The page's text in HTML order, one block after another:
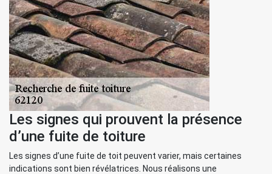
Les signes qui prouvent la présence
d’une fuite de toiture
Les signes d’une fuite de toit peuvent varier, mais certaines
indications sont bien révélatrices. Nous réalisons une